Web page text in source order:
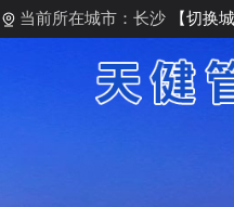
当前所在城市：长沙 【切换